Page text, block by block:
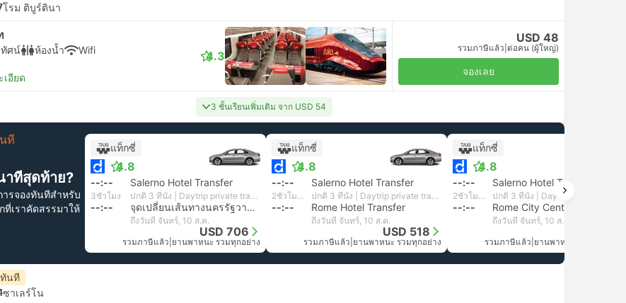
โรม ติบูร์ตินา
ศน์ ห้องน้ำ Wifi
เอียด
4.3
USD 48
รวมภาษีแล้ว ต่อคน (ผู้ใหญ่)
จองเลย
3 ชั้นเรียนเพิ่มเติม จาก USD 54
ที
าทีสุดท้าย?
รจองทันทีสำหรับ
ที่เราคัดสรรมาให้
แท็กซี่
4.8
--:-- Salerno Hotel Transfer
3ชั่วโมง ปกติ 3 ที่นั่ง | Daytrip private transfer with English speaking driver
--:-- จุดเปลี่ยนเส้นทางนครรัฐวาติกัน
ถึงวันที่ จันทร์, 10 ส.ค.
USD 706
รวมภาษีแล้ว ยานพาหนะ รวมทุกอย่าง
แท็กซี่
4.8
--:-- Salerno Hotel Transfer
2ชั่วโมง 52นาที ปกติ 3 ที่นั่ง | Daytrip private transfer with English speaking driver
--:-- Rome Hotel Transfer
ถึงวันที่ จันทร์, 10 ส.ค.
USD 518
รวมภาษีแล้ว ยานพาหนะ รวมทุกอย่าง
แท็กซี่
4.8
--:-- Salerno Hotel Transfer
2ชั่วโมง 52นาที
--:-- Rome City Centre
ถึงวันที่ จันทร์, 10 ส.ค.
รวมภาษีแล้ว ยานพาหนะ รวมทุกอย่าง
นที
ซาเลร์โน